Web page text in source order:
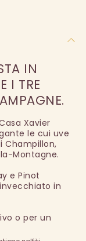
IN
I TRE
Xavier
le cui uve
Champillon,
Montagne.
e Pinot
in
o per un